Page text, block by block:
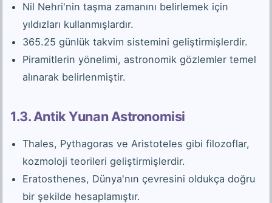
Nil Nehri'nin taşma zamanını belirlemek için
yıldızları kullanmışlardır.
365.25 günlük takvim sistemini geliştirmişlerdir.
Piramitlerin yönelimi, astronomik gözlemler temel
alınarak belirlenmiştir.
1.3. Antik Yunan Astronomisi
Thales, Pythagoras ve Aristoteles gibi filozoflar,
kozmoloji teorileri geliştirmişlerdir.
Eratosthenes, Dünya'nın çevresini oldukça doğru
bir şekilde hesaplamıştır.